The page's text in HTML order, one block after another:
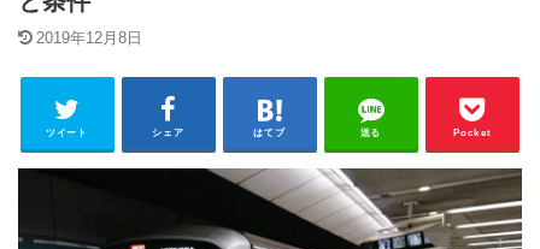
2019年12月8日
ツイート シェア はてブ 送る Pocket